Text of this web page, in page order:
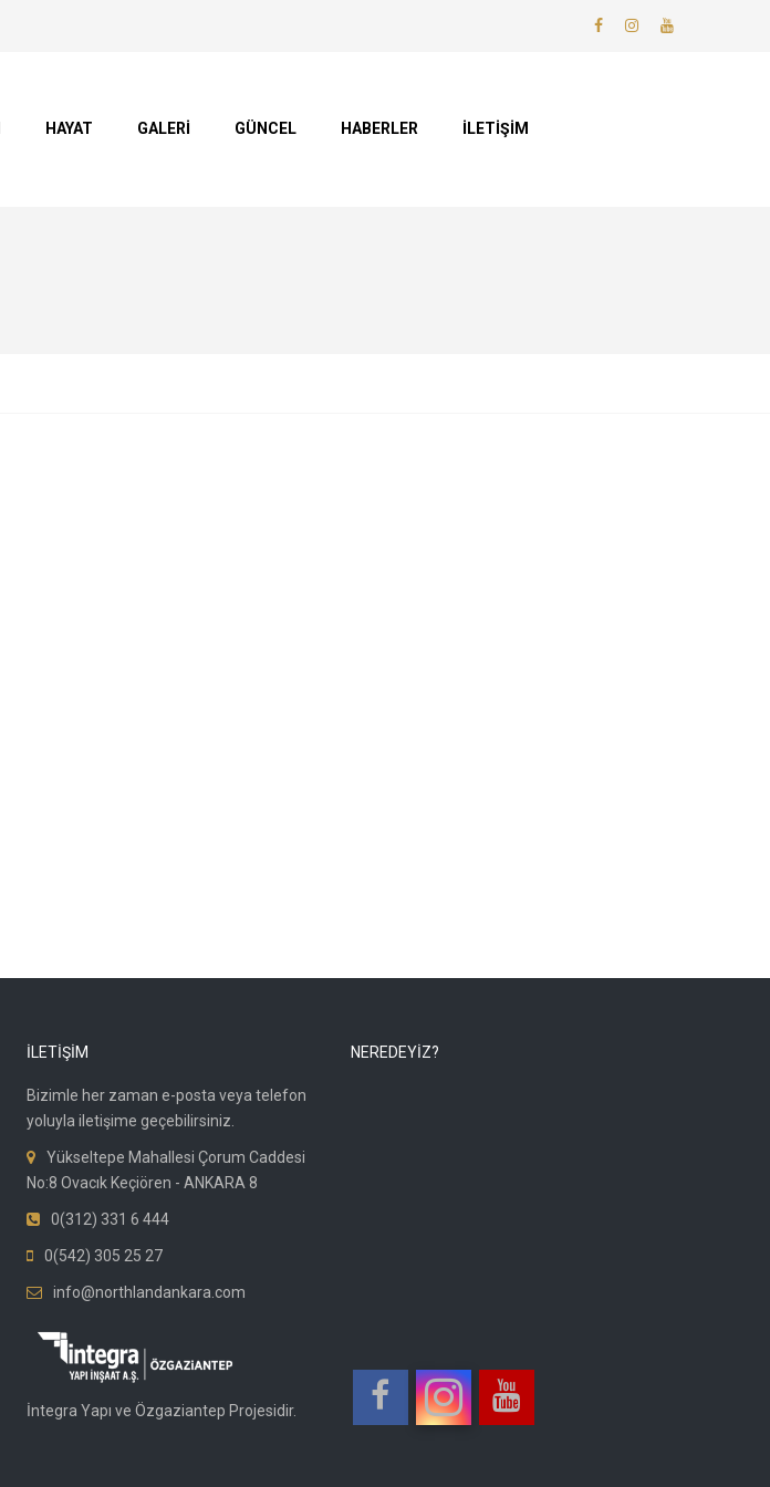
HAYAT GALERİ GÜNCEL HABERLER İLETİŞİM
İLETİŞİM
Bizimle her zaman e-posta veya telefon
yoluyla iletişime geçebilirsiniz.
Yükseltepe Mahallesi Çorum Caddesi
No:8 Ovacık Keçiören - ANKARA 8
0(312) 331 6 444
0(542) 305 25 27
info@northlandankara.com
İntegra Yapı ve Özgaziantep Projesidir.
NEREDEYİZ?